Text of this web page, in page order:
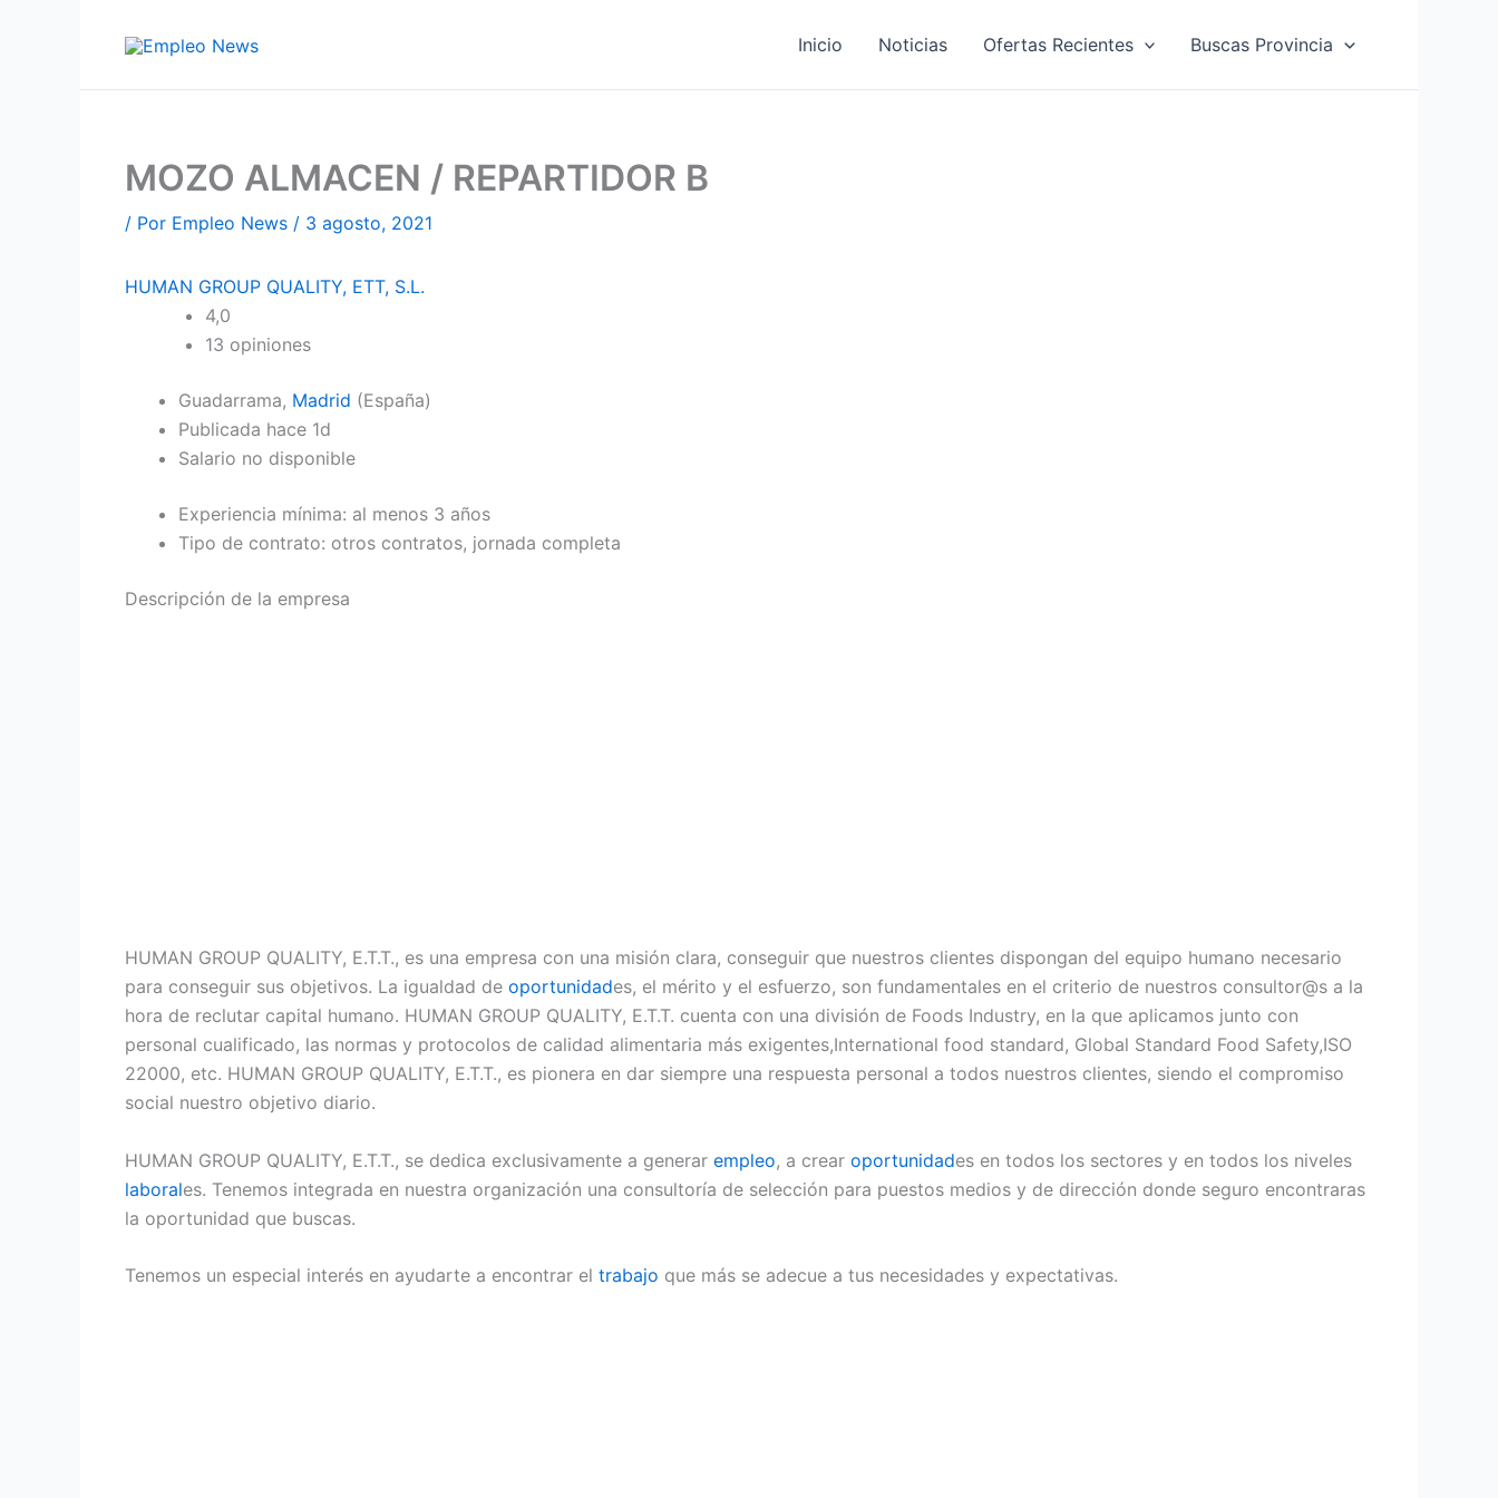
Inicio Noticias Ofertas Recientes Buscas Provincia
MOZO ALMACEN / REPARTIDOR B
/ Por Empleo News / 3 agosto, 2021
HUMAN GROUP QUALITY, ETT, S.L.
4,0
13 opiniones
Guadarrama, Madrid (España)
Publicada hace 1d
Salario no disponible
Experiencia mínima: al menos 3 años
Tipo de contrato: otros contratos, jornada completa
Descripción de la empresa
HUMAN GROUP QUALITY, E.T.T., es una empresa con una misión clara, conseguir que nuestros clientes dispongan del equipo humano necesario
para conseguir sus objetivos. La igualdad de oportunidades, el mérito y el esfuerzo, son fundamentales en el criterio de nuestros consultor@s a la
hora de reclutar capital humano. HUMAN GROUP QUALITY, E.T.T. cuenta con una división de Foods Industry, en la que aplicamos junto con
personal cualificado, las normas y protocolos de calidad alimentaria más exigentes,International food standard, Global Standard Food Safety,ISO
22000, etc. HUMAN GROUP QUALITY, E.T.T., es pionera en dar siempre una respuesta personal a todos nuestros clientes, siendo el compromiso
social nuestro objetivo diario.
HUMAN GROUP QUALITY, E.T.T., se dedica exclusivamente a generar empleo, a crear oportunidades en todos los sectores y en todos los niveles
laborales. Tenemos integrada en nuestra organización una consultoría de selección para puestos medios y de dirección donde seguro encontraras
la oportunidad que buscas.
Tenemos un especial interés en ayudarte a encontrar el trabajo que más se adecue a tus necesidades y expectativas.